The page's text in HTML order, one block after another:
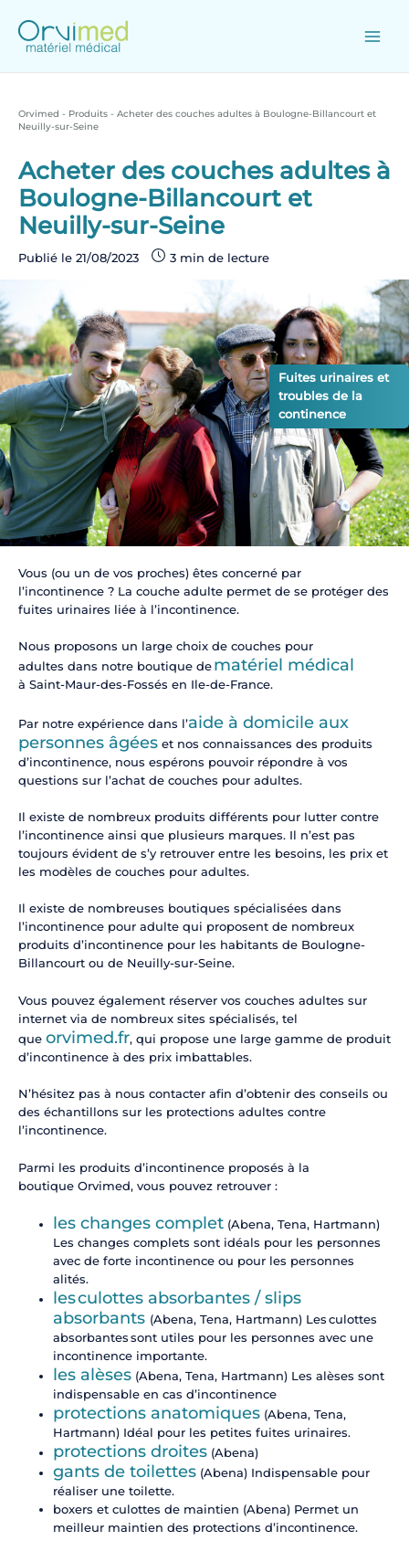
content
Orvimed - Produits- Acheter des couches adultes à Boulogne-Billancourt et
Neuilly-sur-Seine
Acheter des couches adultes à
Boulogne-Billancourt et
Neuilly-sur-Seine
Publié le 21/08/2023
Produits
Fuites urinaires et
troubles de la
continence
Vous (ou un de vos proches) êtes concerné par
l’incontinence ? La couche adulte permet de se protéger des
fuites urinaires liée à l’incontinence.
Nous proposons un large choix de couches pour
adultes dans notre boutique de matériel médical
à Saint-Maur-des-Fossés en Ile-de-France.
Par notre expérience dans l’aide à domicile aux
personnes âgéeset nos connaissances des produits
d’incontinence, nous espérons pouvoir répondre à vos
questions sur l’achat de couches pour adultes.
Il existe de nombreux produits différents pour lutter contre
l’incontinence ainsi que plusieurs marques. Il n’est pas
toujours évident de s’y retrouver entre les besoins, les prix et
les modèles de couches pour adultes.
Il existe de nombreuses boutiques spécialisées dans
l’incontinence pour adulte qui proposent de nombreux
produits d’incontinence pour les habitants de Boulogne-
Billancourt ou de Neuilly-sur-Seine.
Vous pouvez également réserver vos couches adultes sur
internet via de nombreux sites spécialisés, tel
que orvimed.fr, qui propose une large gamme de produit
d’incontinence à des prix imbattables.
N’hésitez pas à nous contacter afin d’obtenir des conseils ou
des échantillons sur les protections adultes contre
l’incontinence.
Parmi les produits d’incontinence proposés à la
boutique Orvimed, vous pouvez retrouver :
les changes complet(Abena, Tena, Hartmann)
Les changes complets sont idéals pour les personnes
avec de forte incontinence ou pour les personnes
alités.
les culottes absorbantes / slips
absorbants (Abena, Tena, Hartmann) Les culottes
absorbantes sont utiles pour les personnes avec une
incontinence importante.
les alèses(Abena, Tena, Hartmann) Les alèses sont
indispensable en cas d’incontinence
protections anatomiques(Abena, Tena,
Hartmann) Idéal pour les petites fuites urinaires.
protections droites(Abena)
gants de toilettes(Abena) Indispensable pour
réaliser une toilette.
boxers et culottes de maintien (Abena) Permet un
meilleur maintien des protections d’incontinence.